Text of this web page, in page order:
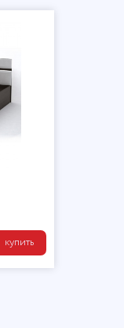
купить